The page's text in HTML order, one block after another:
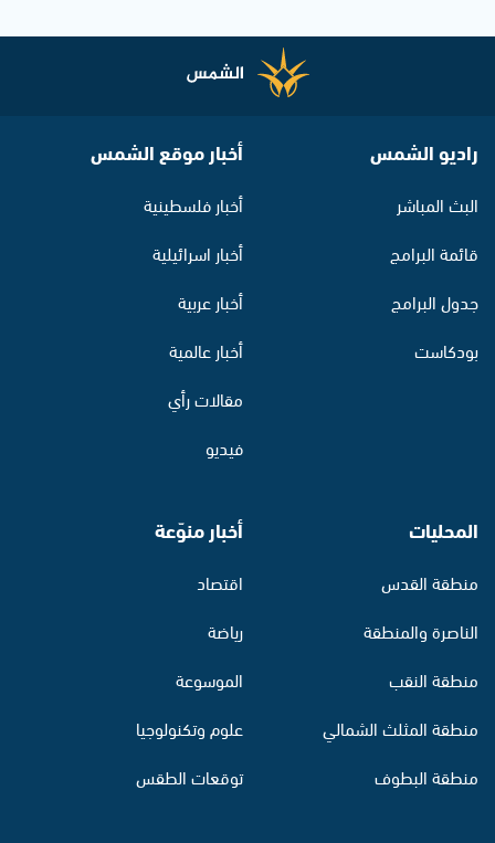
راديو الشمس
البث المباشر
قائمة البرامج
جدول البرامج
بودكاست
أخبار موقع الشمس
أخبار فلسطينية
أخبار اسرائيلية
أخبار عربية
أخبار عالمية
مقالات رأي
فيديو
المحليات
منطقة القدس
الناصرة والمنطقة
منطقة النقب
منطقة المثلث الشمالي
منطقة البطوف
أخبار منوّعة
اقتصاد
رياضة
الموسوعة
علوم وتكنولوجيا
توقعات الطقس